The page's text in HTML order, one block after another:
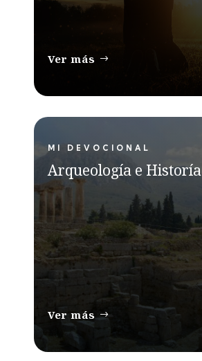
Ver más
MI DEVOCIONAL
Arqueología e Historía
Ver más